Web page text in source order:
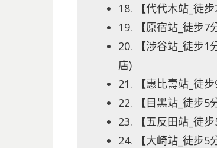
18. 【代代木站_徒
19. 【原宿站_徒步7
20. 【涉谷站_徒步
店)
21. 【惠比壽站_徒
22. 【目黑站_徒步5
23. 【五反田站_徒
24. 【大崎站_徒步5